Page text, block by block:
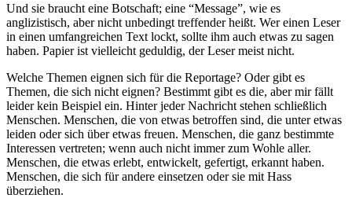
Und sie braucht eine Botschaft; eine “Message”, wie es
anglizistisch, aber nicht unbedingt treffender heißt. Wer einen Leser
in einen umfangreichen Text lockt, sollte ihm auch etwas zu sagen
haben. Papier ist vielleicht geduldig, der Leser meist nicht.
Welche Themen eignen sich für die Reportage? Oder gibt es
Themen, die sich nicht eignen? Bestimmt gibt es die, aber mir fällt
leider kein Beispiel ein. Hinter jeder Nachricht stehen schließlich
Menschen. Menschen, die von etwas betroffen sind, die unter etwas
leiden oder sich über etwas freuen. Menschen, die ganz bestimmte
Interessen vertreten; wenn auch nicht immer zum Wohle aller.
Menschen, die etwas erlebt, entwickelt, gefertigt, erkannt haben.
Menschen, die sich für andere einsetzen oder sie mit Hass
überziehen.